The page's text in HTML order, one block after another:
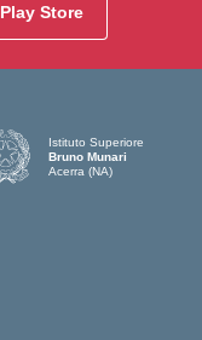
Play Store
Istituto Superiore
Bruno Munari
Acerra (NA)